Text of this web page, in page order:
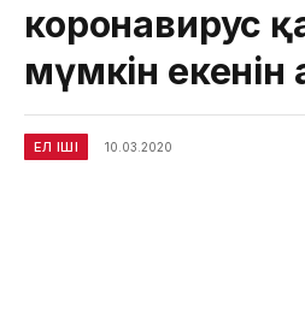
коронавирус
мүмкін екенін
ЕЛ ІШІ 10.03.2020